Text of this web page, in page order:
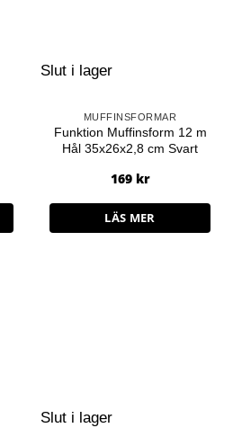
Slut i lager
MUFFINSFORMAR
Funktion Muffinsform 12 m
Hål 35x26x2,8 cm Svart
169 kr
LÄS MER
Slut i lager